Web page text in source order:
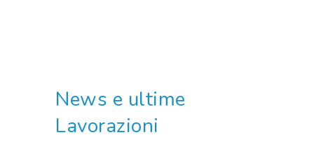
News e ultime
Lavorazioni